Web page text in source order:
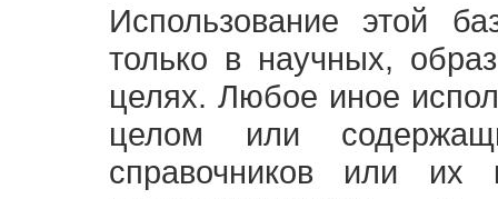
Использование этой
только в научных,
целях. Любое иное
целом или
справочников или их